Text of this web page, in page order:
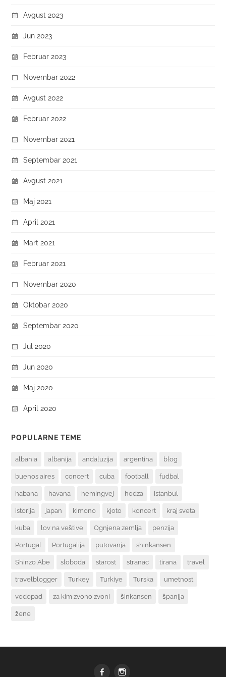
Avgust 2023
Jun 2023
Februar 2023
Novembar 2022
Avgust 2022
Februar 2022
Novembar 2021
Septembar 2021
Avgust 2021
Maj 2021
April 2021
Mart 2021
Februar 2021
Novembar 2020
Oktobar 2020
Septembar 2020
Jul 2020
Jun 2020
Maj 2020
April 2020
POPULARNE TEME
albania albanija andaluzija argentina blog
buenos aires concert cuba football fudbal
habana havana hemingvej hodza Istanbul
istorija japan kimono kjoto koncert kraj sveta
kuba lov na veštive Ognjena zemlja penzija
Portugal Portugalija putovanja shinkansen
Shinzo Abe sloboda starost stranac tirana travel
travelblogger Turkey Turkiye Turska umetnost
vodopad za kim zvono zvoni šinkansen španija
žene
FB Insta